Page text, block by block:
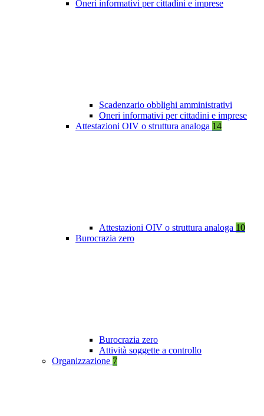
Oneri informativi per cittadini e imprese
Scadenzario obblighi amministrativi
Oneri informativi per cittadini e imprese
Attestazioni OIV o struttura analoga 14
Attestazioni OIV o struttura analoga 10
Burocrazia zero
Burocrazia zero
Attività soggette a controllo
Organizzazione 7